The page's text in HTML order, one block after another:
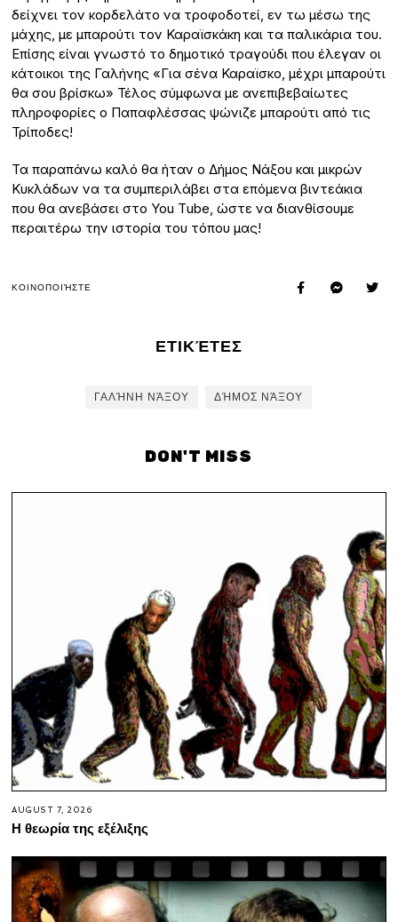
δείχνει τον κορδελάτο να τροφοδοτεί, εν τω μέσω της
μάχης, με μπαρούτι τον Καραϊσκάκη και τα παλικάρια του.
Επίσης είναι γνωστό το δημοτικό τραγούδι που έλεγαν οι
κάτοικοι της Γαλήνης «Για σένα Καραϊσκο, μέχρι μπαρούτι
θα σου βρίσκω» Τέλος σύμφωνα με ανεπιβεβαίωτες
πληροφορίες ο Παπαφλέσσας ψώνιζε μπαρούτι από τις
Τρίποδες!
Τα παραπάνω καλό θα ήταν ο Δήμος Νάξου και μικρών
Κυκλάδων να τα συμπεριλάβει στα επόμενα βιντεάκια
που θα ανεβάσει στο You Τube, ώστε να διανθίσουμε
περαιτέρω την ιστορία του τόπου μας!
ΚΟΙΝΟΠΟΙΉΣΤΕ
ΕΤΙΚΈΤΕΣ
ΓΑΛΉΝΗ ΝΆΞΟΥ ΔΉΜΟΣ ΝΆΞΟΥ
DON'T MISS
AUGUST 7, 2026
Η θεωρία της εξέλιξης